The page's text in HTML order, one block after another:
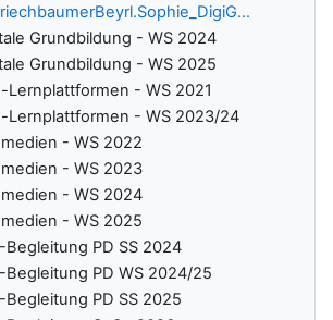
Grundbildung - WS 2024
Grundbildung - WS 2025
Lernplattformen - WS 2021
Lernplattformen - WS 2023/24
- WS 2022
- WS 2023
- WS 2024
- WS 2025
Begleitung PD SS 2024
Begleitung PD WS 2024/25
Begleitung PD SS 2025